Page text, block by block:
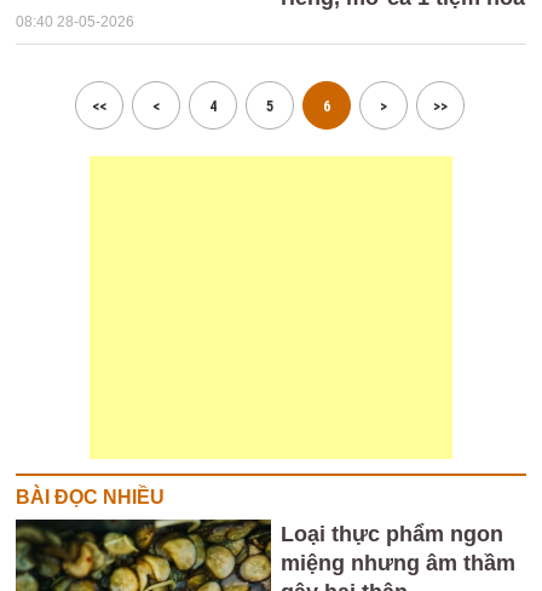
08:40 28-05-2026
<< < 4 5 6 > >>
BÀI ĐỌC NHIỀU
Loại thực phẩm ngon
miệng nhưng âm thầm